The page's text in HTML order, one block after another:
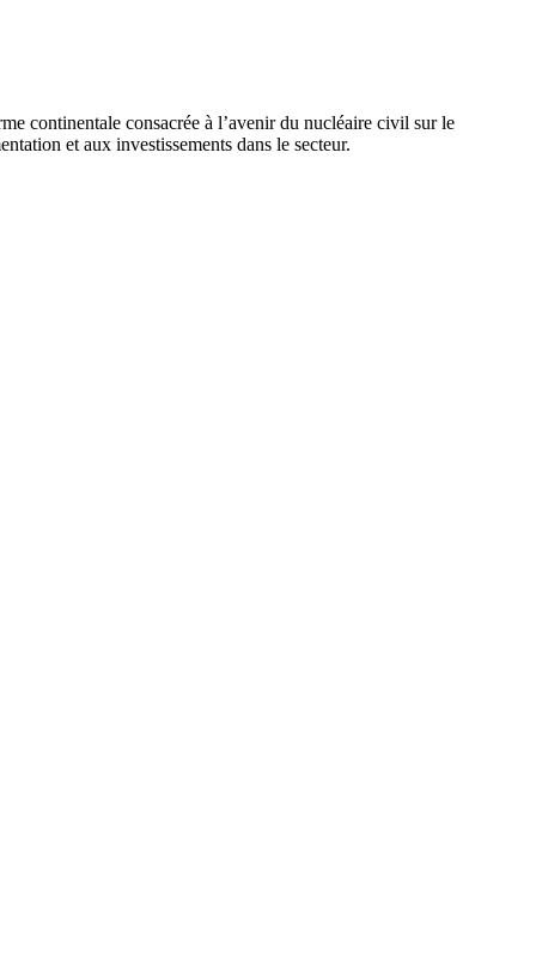
continentale consacrée à l’avenir du nucléaire civil sur le
et aux investissements dans le secteur.